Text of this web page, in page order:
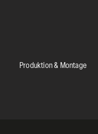
Produktion & Montage